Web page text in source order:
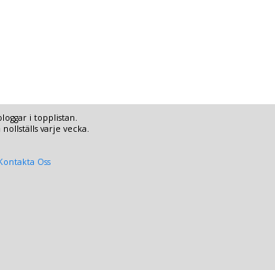
i topplistan.
nollställs varje vecka.
Oss